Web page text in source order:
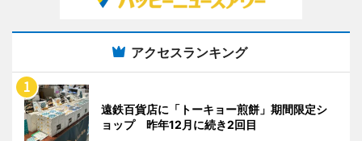
アクセスランキング
遠鉄百貨店に「トーキョー煎餅」期間限定シ
ョップ 昨年12月に続き2回目